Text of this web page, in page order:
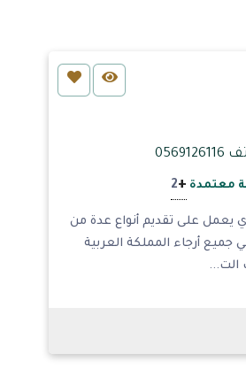
معتمدة +
2
يعمل على تقديم أنواع عدة من
أرجاء المملكة العربية
الت...